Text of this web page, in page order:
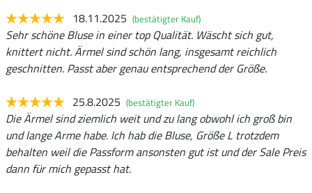
18.11.2025 (bestätigter Kauf)
Sehr schöne Bluse in einer top Qualität. Wäscht sich gut,
knittert nicht. Ärmel sind schön lang, insgesamt reichlich
geschnitten. Passt aber genau entsprechend der Größe.
25.8.2025 (bestätigter Kauf)
Die Ärmel sind ziemlich weit und zu lang obwohl ich groß bin
und lange Arme habe. Ich hab die Bluse, Größe L trotzdem
behalten weil die Passform ansonsten gut ist und der Sale Preis
dann für mich gepasst hat.